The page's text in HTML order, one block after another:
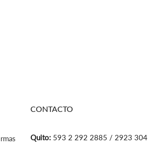
CONTACTO
Quito: 593 2 292 2885 / 2923 304